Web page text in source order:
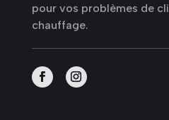
pour vos problèmes de
chauffage.